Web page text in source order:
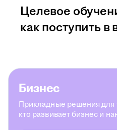
Целевое
как поступить в
Бизнес
Прикладные решения для
кто развивает бизнес и